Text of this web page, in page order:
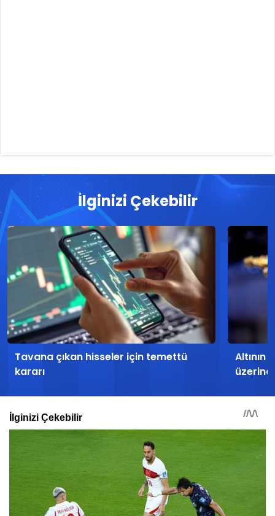
İlginizi Çekebilir
Tavana çıkan hisseler için temettü
kararı
Altının